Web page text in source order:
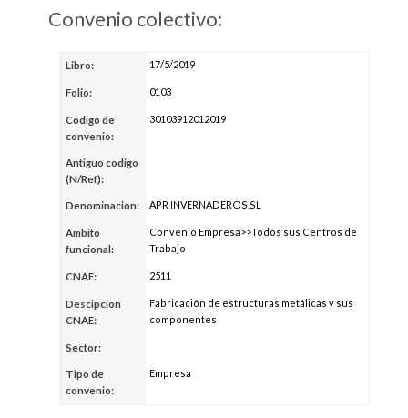
Convenio colectivo:
Libro: 17/5/2019
Folio: 0103
Codigo de
convenio:
30103912012019
Antiguo codigo
(N/Ref):
Denominacion: APR INVERNADEROS,SL
Ambito
funcional:
Convenio Empresa>>Todos sus Centros de
Trabajo
CNAE: 2511
Descipcion
CNAE:
Fabricación de estructuras metálicas y sus
componentes
Sector:
Tipo de
convenio:
Empresa